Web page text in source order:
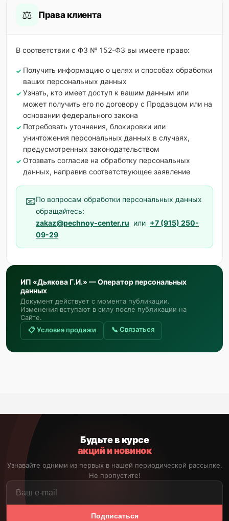
⚖️ Права клиента
В соответствии с ФЗ № 152-ФЗ вы имеете право:
Получить информацию о целях и способах обработки
ваших персональных данных
Узнать, кто имеет доступ к вашим данным или
может получить его по договору с Продавцом или на
основании федерального закона
Потребовать уточнения, блокировки или
уничтожения персональных данных в случаях,
предусмотренных законодательством
Отозвать согласие на обработку персональных
данных, направив соответствующее заявление
📧По вопросам обработки персональных данных
обращайтесь:
zakaz@pechnoy-center.ru или +7 (915) 250-
09-29
ИП «Дьякова Г.И.» — Оператор персональных
данных
Документ действует с момента публикации.
Изменения вступают в силу после публикации на
Сайте.
📋 Условия продажи
📞 Связаться
Будьте в курсе
акций и новинок
Узнавайте одними из первых в нашей периодической рассылке.
Не пропустите!
Подписаться